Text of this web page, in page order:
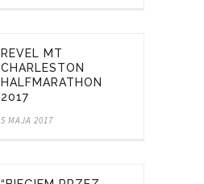
REVEL MT
CHARLESTON
HALFMARATHON
2017
5 MAJA 2017